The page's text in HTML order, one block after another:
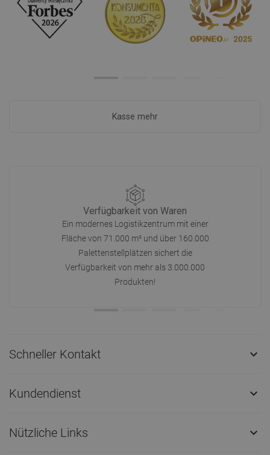
Kasse mehr
Verfügbarkeit von Waren
Ein modernes Logistikzentrum mit einer
Fläche von 71.000 m² und über 160.000
Palettenstellplätzen sichert die
Verfügbarkeit von mehr als 3.000.000
Produkten!
Schneller Kontakt 
Kundendienst 
Nützliche Links 